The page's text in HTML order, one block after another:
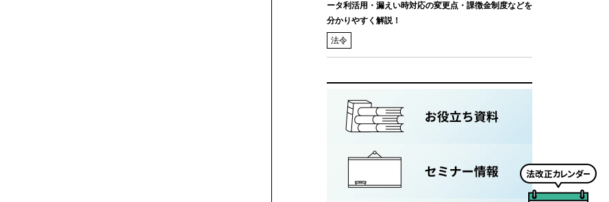
ータ利活用・漏えい時対応の変更点・課徴金制度などを
分かりやすく解説！
法令
法
改